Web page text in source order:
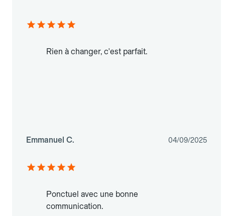
Rien à changer, c'est parfait.
Emmanuel C. 04/09/2025
Ponctuel avec une bonne
communication.